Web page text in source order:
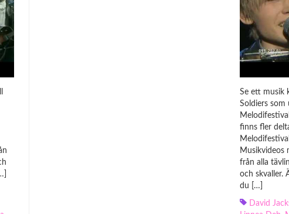
Se ett musik
Soldiers som
finns fler
Musikvideos
från alla
och skvaller.
du […]
David